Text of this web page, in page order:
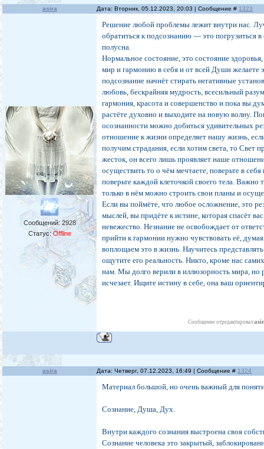
asira Дата: Вторник, 05.12.2023, 20:03 | Сообщение # 1323
Сообщений: 2928
Статус:Offline
Решение любой проблемы лежит внутри нас.
обратиться к подсознанию — это погрузиться
полусна.
Нормальное состояние, это состояние
мир и гармонию в себя и от всей Души желаете
подсознание начнёт стирать негативные
любовь, бескрайняя мудрость, всесильный
гармония, красота и совершенство и пока вы
растёте духовно и выходите на новую волну.
осознанности можно добиться удивительных
отношение к жизни определяет нашу жизнь,
получим страдания, если хотим света, то Свет
жесток, он всего лишь проявляет наше
осуществить то о чём мечтаете, поверьте в
поверьте каждой клеточкой своего тела. Важно
только в нём можно строить свои планы и
Если вы поймёте, что любое осложнение, это
мыслей, вы придёте к истине, которая спасёт
невежество. Незнание не освобождает от
прийти к гармонии нужно чувствовать её,
воплощаем это в жизнь. Научитесь
ощутите его реальность. Никто, кроме нас
нам. Мы долго верили в иллюзорность мира, но
исчезает. Ищите истину в себе, она ваш
Сообщение отредактировал
asira Дата: Четверг, 07.12.2023, 16:49 | Сообщение # 1324
Материал большой, но очень важный для
Сознание, Душа, Дух.
Внутри каждого сознания выстроена своя
Сознание человека это закрытый,